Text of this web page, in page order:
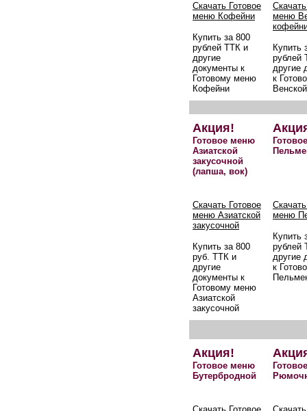
Скачать Готовое
меню Кофейни
Купить за 800
рублей ТТК и
другие
документы к
Готовому меню
Кофейни
меню
Купить
рублей
другие
к
Акция!
Готовое меню
Азиатской
закусочной
(лапша, вок)
Скачать Готовое
меню Азиатской
закусочной
Купить за 800
руб. ТТК и
другие
документы к
Готовому меню
Азиатской
закусочной
меню
Купить
рублей
другие
к
Акция!
Готовое меню
Бутербродной